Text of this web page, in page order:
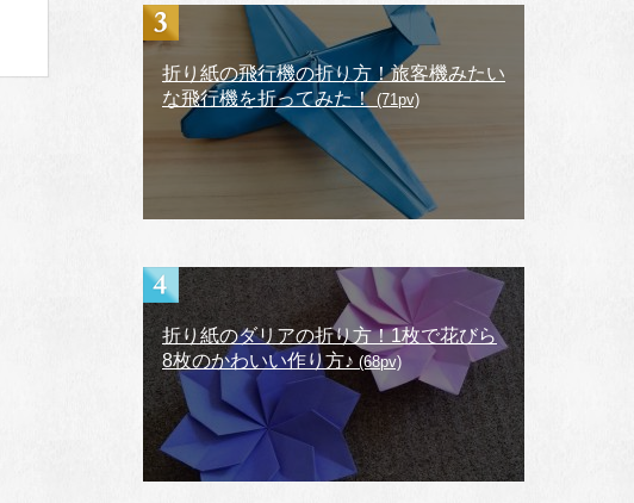
折り紙の飛行機の折り方！旅客機みたい
な飛行機を折ってみた！ (71pv)
折り紙のダリアの折り方！1枚で花びら
8枚のかわいい作り方♪ (68pv)